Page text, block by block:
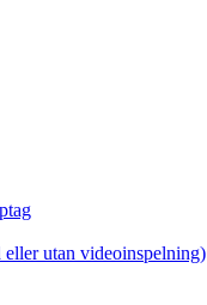
utan videoinspelning)